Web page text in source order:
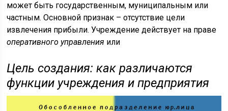
может быть государственным, муниципальным или
частным. Основной признак – отсутствие цели
извлечения прибыли. Учреждение действует на праве
оперативного управления или
Цель создания: как различаются
функции учреждения и предприятия